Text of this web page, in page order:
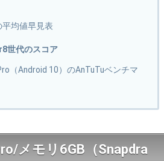
平均値早見表
世代のスコア
（Android 10）のAnTuTuベンチマ
メモリ6GB（Snapdra